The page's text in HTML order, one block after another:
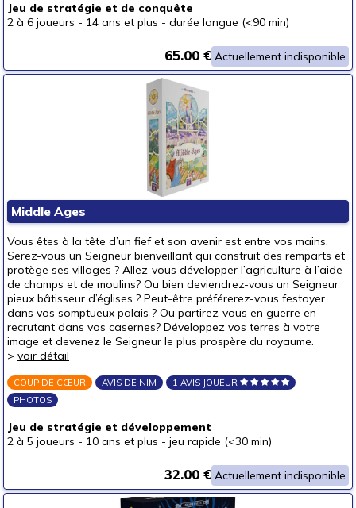
Jeu de stratégie et de conquête
2 à 6 joueurs - 14 ans et plus - durée longue (<90 min)
Actuellement indisponible
65.00 €
Middle Ages
Vous êtes à la tête d’un fief et son avenir est entre vos mains.
Serez-vous un Seigneur bienveillant qui construit des remparts et
protège ses villages ? Allez-vous développer l’agriculture à l’aide
de champs et de moulins? Ou bien deviendrez-vous un Seigneur
pieux bâtisseur d’églises ? Peut-être préférerez-vous festoyer
dans vos somptueux palais ? Ou partirez-vous en guerre en
recrutant dans vos casernes? Développez vos terres à votre
image et devenez le Seigneur le plus prospère du royaume.
> voir détail
COUP DE CŒUR AVIS DE NIM
1 AVIS JOUEUR
PHOTOS
Jeu de stratégie et développement
2 à 5 joueurs - 10 ans et plus - jeu rapide (<30 min)
Actuellement indisponible
32.00 €